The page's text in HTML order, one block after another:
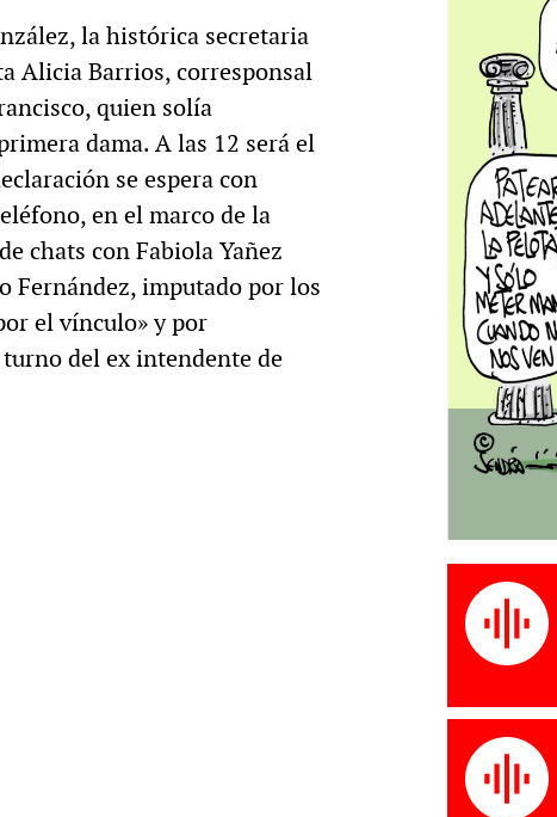
la histórica secretaria
Alicia Barrios, corresponsal
quien solía
dama. A las 12 será el
se espera con
en el marco de la
chats con Fabiola Yañez
Fernández, imputado por los
el vínculo» y por
turno del ex intendente de